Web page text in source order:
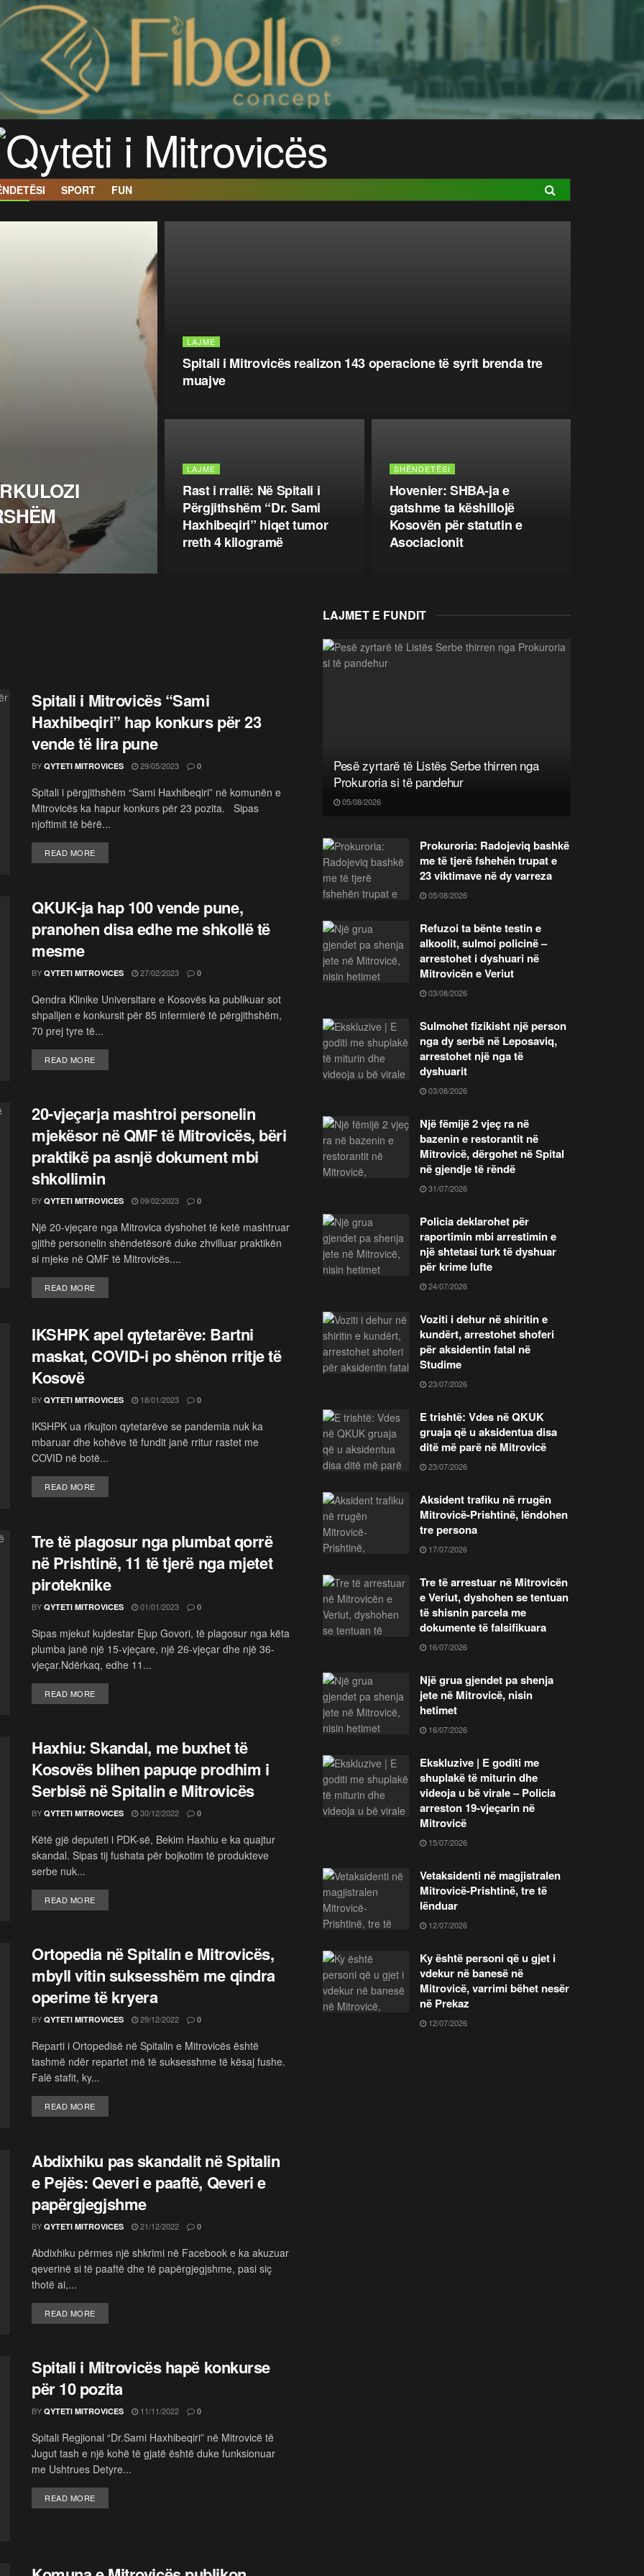
SPORT FUN
LAJME
Spitali i Mitrovicës realizon 143 operacione të syrit brenda tre
muajve
LAJME
Rast i rrallë: Në Spitali i
Përgjithshëm “Dr. Sami
Haxhibeqiri” hiqet tumor
rreth 4 kilogramë
SHËNDETËSI
Hovenier: SHBA-ja e
gatshme ta këshillojë
Kosovën për statutin e
Asociacionit
Spitali i Mitrovicës “Sami
Haxhibeqiri” hap konkurs për 23
vende të lira pune
BY QYTETI MITROVICES 29/05/2023 0
Spitali i përgjithshëm “Sami Haxhibeqiri” në komunën e
Mitrovicës ka hapur konkurs për 23 pozita. Sipas
njoftimit të bërë...
READ MORE
QKUK-ja hap 100 vende pune,
pranohen disa edhe me shkollë të
mesme
BY QYTETI MITROVICES 27/02/2023 0
Qendra Klinike Universitare e Kosovës ka publikuar sot
shpalljen e konkursit për 85 infermierë të përgjithshëm,
70 prej tyre të...
READ MORE
20-vjeçarja mashtroi personelin
mjekësor në QMF të Mitrovicës, bëri
praktikë pa asnjë dokument mbi
shkollimin
BY QYTETI MITROVICES 09/02/2023 0
Një 20-vjeçare nga Mitrovica dyshohet të ketë mashtruar
gjithë personelin shëndetësorë duke zhvilluar praktikën
si mjeke në QMF të Mitrovicës....
READ MORE
IKSHPK apel qytetarëve: Bartni
maskat, COVID-i po shënon rritje të
Kosovë
BY QYTETI MITROVICES 18/01/2023 0
IKSHPK ua rikujton qytetarëve se pandemia nuk ka
mbaruar dhe kohëve të fundit janë rritur rastet me
COVID në botë...
READ MORE
Tre të plagosur nga plumbat qorrë
në Prishtinë, 11 të tjerë nga mjetet
piroteknike
BY QYTETI MITROVICES 01/01/2023 0
Sipas mjekut kujdestar Ejup Govori, të plagosur nga këta
plumba janë një 15-vjeçare, një 26-vjeçar dhe një 36-
vjeçar.Ndërkaq, edhe 11...
READ MORE
Haxhiu: Skandal, me buxhet të
Kosovës blihen papuqe prodhim i
Serbisë në Spitalin e Mitrovicës
BY QYTETI MITROVICES 30/12/2022 0
Këtë gjë deputeti i PDK-së, Bekim Haxhiu e ka quajtur
skandal. Sipas tij fushata për bojkotim të produkteve
serbe nuk...
READ MORE
Ortopedia në Spitalin e Mitrovicës,
mbyll vitin suksesshëm me qindra
operime të kryera
BY QYTETI MITROVICES 29/12/2022 0
Reparti i Ortopedisë në Spitalin e Mitrovicës është
tashmë ndër repartet më të suksesshme të kësaj fushe.
Falë stafit, ky...
READ MORE
Abdixhiku pas skandalit në Spitalin
e Pejës: Qeveri e paaftë, Qeveri e
papërgjegjshme
BY QYTETI MITROVICES 21/12/2022 0
Abdixhiku përmes një shkrimi në Facebook e ka akuzuar
qeverinë si të paaftë dhe të papërgjegjshme, pasi siç
thotë ai,...
READ MORE
Spitali i Mitrovicës hapë konkurse
për 10 pozita
BY QYTETI MITROVICES 11/11/2022 0
Spitali Regjional “Dr.Sami Haxhibeqiri” në Mitrovicë të
Jugut tash e një kohë të gjatë është duke funksionuar
me Ushtrues Detyre...
READ MORE
LAJMET E FUNDIT
Pesë zyrtarë të Listës Serbe thirren nga
Prokuroria si të pandehur
05/08/2026
Prokuroria: Radojeviq bashkë
me të tjerë fshehën trupat e
23 viktimave në dy varreza
05/08/2026
Refuzoi ta bënte testin e
alkoolit, sulmoi policinë –
arrestohet i dyshuari në
Mitrovicën e Veriut
03/08/2026
Sulmohet fizikisht një person
nga dy serbë në Leposaviq,
arrestohet një nga të
dyshuarit
03/08/2026
Një fëmijë 2 vjeç ra në
bazenin e restorantit në
Mitrovicë, dërgohet në Spital
në gjendje të rëndë
31/07/2026
Policia deklarohet për
raportimin mbi arrestimin e
një shtetasi turk të dyshuar
për krime lufte
24/07/2026
Voziti i dehur në shiritin e
kundërt, arrestohet shoferi
për aksidentin fatal në
Studime
23/07/2026
E trishtë: Vdes në QKUK
gruaja që u aksidentua disa
ditë më parë në Mitrovicë
23/07/2026
Aksident trafiku në rrugën
Mitrovicë-Prishtinë, lëndohen
tre persona
17/07/2026
Tre të arrestuar në Mitrovicën
e Veriut, dyshohen se tentuan
të shisnin parcela me
dokumente të falsifikuara
16/07/2026
Një grua gjendet pa shenja
jete në Mitrovicë, nisin
hetimet
16/07/2026
Ekskluzive | E goditi me
shuplakë të miturin dhe
videoja u bë virale – Policia
arreston 19-vjeçarin në
Mitrovicë
15/07/2026
Vetaksidenti në magjistralen
Mitrovicë-Prishtinë, tre të
lënduar
12/07/2026
Ky është personi që u gjet i
vdekur në banesë në
Mitrovicë, varrimi bëhet nesër
në Prekaz
12/07/2026